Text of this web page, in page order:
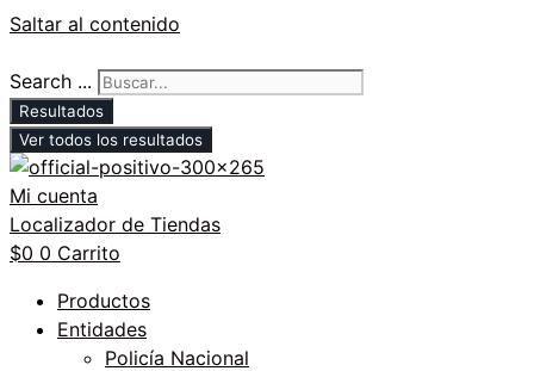
Saltar al contenido
Search ...
Resultados
Ver todos los resultados
Mi cuenta
Localizador de Tiendas
$0 0 Carrito
Productos
Entidades
Policía Nacional